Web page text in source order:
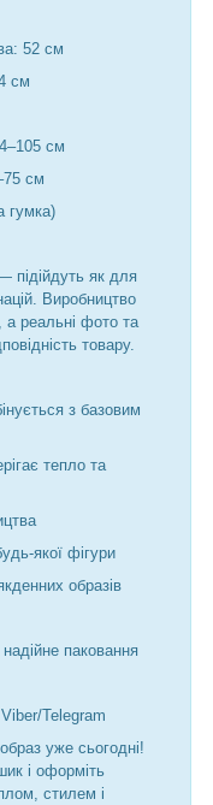
52 см
см
см
см
гумка)
підійдуть як для
Виробництво
а реальні фото та
товару.
з базовим
тепло та
якої фігури
образів
паковання
Telegram
уже сьогодні!
і оформіть
стилем і